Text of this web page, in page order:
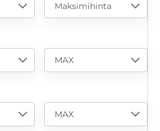
Maksimihinta
MAX
MAX